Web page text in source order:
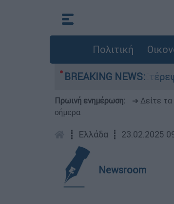
Πολιτική
BREAKING NEWS:
«Στέρεψε» η αγορά
Πρωινή ενημέρωση: ➔ Δείτε
σήμερα
┋ Ελλάδα ┋ 23.02.2025
Newsroom